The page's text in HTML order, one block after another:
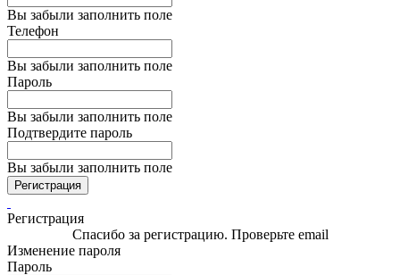
Вы забыли заполнить поле
Телефон
Вы забыли заполнить поле
Пароль
Вы забыли заполнить поле
Подтвердите пароль
Вы забыли заполнить поле
Регистрация
Регистрация
Спасибо за регистрацию. Проверьте email
Изменение пароля
Пароль